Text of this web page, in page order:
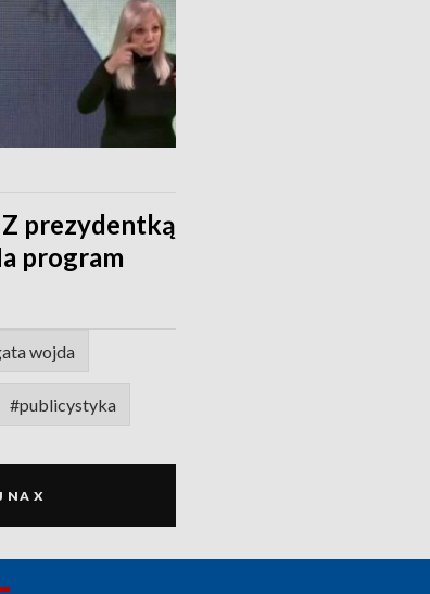
prezydentką
program
wojda
#publicystyka
NA X